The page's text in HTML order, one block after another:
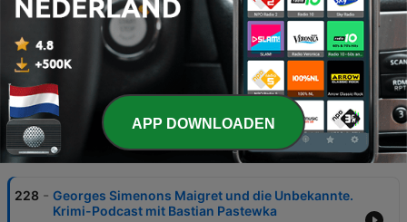
Schlussmusik ist die Instrumentalversion
von Michael Jaris Lied Ausgerechnet Du.
01:20:34 · Der Sprecher enthüllt die Herkunft der
Schlussmelodie des Podcasts.
Afleveringen
228 - Georges Simenons Maigret und die Unbekannte.
Krimi-Podcast mit Bastian Pastewka
APP DOWNLOADEN